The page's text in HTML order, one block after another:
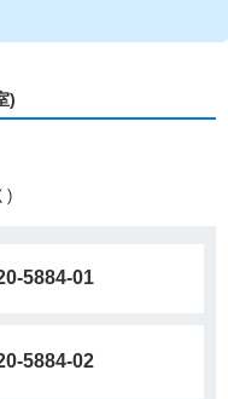
)
)
5884-01
5884-02